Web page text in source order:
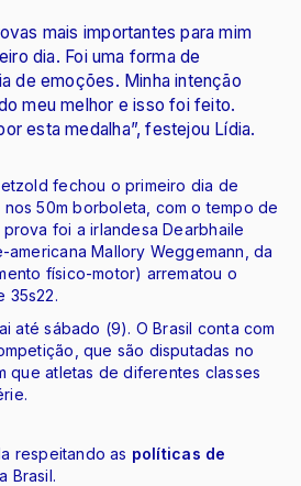
mais importantes para mim
dia. Foi uma forma de
de emoções. Minha intenção
meu melhor e isso foi feito.
esta medalha”, festejou Lídia.
fechou o primeiro dia de
50m borboleta, com o tempo de
foi a irlandesa Dearbhaile
Mallory Weggemann, da
físico-motor) arrematou o
35s22.
até sábado (9). O Brasil conta com
que são disputadas no
que atletas de diferentes classes
respeitando as políticas de
Brasil.